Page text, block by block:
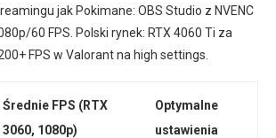
jak Pokimane: OBS Studio z NVENC
60 FPS. Polski rynek: RTX 4060 Ti za
FPS w Valorant na high settings.
Średnie FPS (RTX
3060, 1080p)
Optymalne
ustawienia